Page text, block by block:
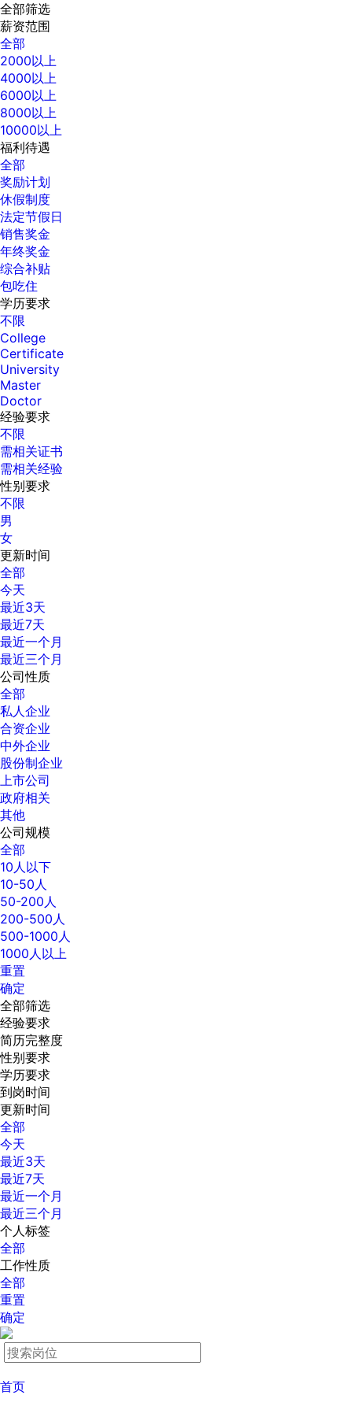
全部筛选
薪资范围
全部
2000以上
4000以上
6000以上
8000以上
10000以上
福利待遇
全部
奖励计划
休假制度
法定节假日
销售奖金
年终奖金
综合补贴
包吃住
学历要求
不限
College
Certificate
University
Master
Doctor
经验要求
不限
需相关证书
需相关经验
性别要求
不限
男
女
更新时间
全部
今天
最近3天
最近7天
最近一个月
最近三个月
公司性质
全部
私人企业
合资企业
中外企业
股份制企业
上市公司
政府相关
其他
公司规模
全部
10人以下
10-50人
50-200人
200-500人
500-1000人
1000人以上
重置
确定
全部筛选
经验要求
简历完整度
性别要求
学历要求
到岗时间
更新时间
全部
今天
最近3天
最近7天
最近一个月
最近三个月
个人标签
全部
工作性质
全部
重置
确定
首页